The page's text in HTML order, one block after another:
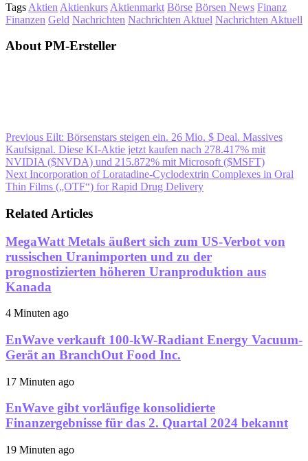
Tags Aktien Aktienkurs Aktienmarkt Börse Börsen News Finanz
Finanzen Geld Nachrichten Nachrichten Aktuel Nachrichten Aktuell
About PM-Ersteller
Previous Eilt: Börsenstars steigen ein. 26 Mio. $ Deal. Massives
Kaufsignal. Diese KI-Aktie jetzt kaufen nach 278.417% mit
NVIDIA ($NVDA) und 215.872% mit Microsoft ($MSFT)
Next Incorporation of Loratadine-Cyclodextrin Complexes in Oral
Thin Films („OTF“) for Rapid Drug Delivery
Related Articles
MegaWatt Metals äußert sich zum US-Verbot von
russischen Uranimporten und zu der
prognostizierten höheren Uranproduktion aus
Kanada
4 Minuten ago
EnWave verkauft 100-kW-Radiant Energy Vacuum-
Gerät an BranchOut Food Inc.
17 Minuten ago
EnWave gibt vorläufige konsolidierte
Finanzergebnisse für das 2. Quartal 2024 bekannt
19 Minuten ago